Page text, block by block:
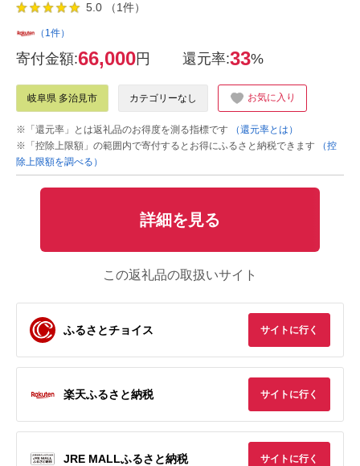
5.0 （1件）
（1件）
寄付金額:66,000円 還元率:33%
岐阜県 多治見市 カテゴリーなし お気に入り
※「還元率」とは返礼品のお得度を測る指標です
（還元率とは）
※「控除上限額」の範囲内で寄付するとお得にふるさと納税できます
（控
除上限額を調べる）
詳細を見る
この返礼品の取扱いサイト
ふるさとチョイス サイトに行く
楽天ふるさと納税 サイトに行く
JRE MALLふるさと納税 サイトに行く